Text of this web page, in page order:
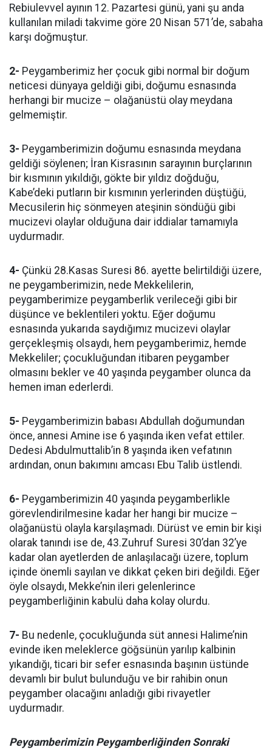
Rebiulevvel ayının 12. Pazartesi günü, yani şu anda
kullanılan miladi takvime göre 20 Nisan 571’de, sabaha
karşı doğmuştur.
2- Peygamberimiz her çocuk gibi normal bir doğum
neticesi dünyaya geldiği gibi, doğumu esnasında
herhangi bir mucize – olağanüstü olay meydana
gelmemiştir.
3- Peygamberimizin doğumu esnasında meydana
geldiği söylenen; İran Kisrasının sarayının burçlarının
bir kısmının yıkıldığı, gökte bir yıldız doğduğu,
Kabe’deki putların bir kısmının yerlerinden düştüğü,
Mecusilerin hiç sönmeyen ateşinin söndüğü gibi
mucizevi olaylar olduğuna dair iddialar tamamıyla
uydurmadır.
4- Çünkü 28.Kasas Suresi 86. ayette belirtildiği üzere,
ne peygamberimizin, nede Mekkelilerin,
peygamberimize peygamberlik verileceği gibi bir
düşünce ve beklentileri yoktu. Eğer doğumu
esnasında yukarıda saydığımız mucizevi olaylar
gerçekleşmiş olsaydı, hem peygamberimiz, hemde
Mekkeliler; çocukluğundan itibaren peygamber
olmasını bekler ve 40 yaşında peygamber olunca da
hemen iman ederlerdi.
5- Peygamberimizin babası Abdullah doğumundan
önce, annesi Amine ise 6 yaşında iken vefat ettiler.
Dedesi Abdulmuttalib’in 8 yaşında iken vefatının
ardından, onun bakımını amcası Ebu Talib üstlendi.
6- Peygamberimizin 40 yaşında peygamberlikle
görevlendirilmesine kadar her hangi bir mucize –
olağanüstü olayla karşılaşmadı. Dürüst ve emin bir kişi
olarak tanındı ise de, 43.Zuhruf Suresi 30’dan 32’ye
kadar olan ayetlerden de anlaşılacağı üzere, toplum
içinde önemli sayılan ve dikkat çeken biri değildi. Eğer
öyle olsaydı, Mekke’nin ileri gelenlerince
peygamberliğinin kabulü daha kolay olurdu.
7- Bu nedenle, çocukluğunda süt annesi Halime’nin
evinde iken meleklerce göğsünün yarılıp kalbinin
yıkandığı, ticari bir sefer esnasında başının üstünde
devamlı bir bulut bulunduğu ve bir rahibin onun
peygamber olacağını anladığı gibi rivayetler
uydurmadır.
Peygamberimizin Peygamberliğinden Sonraki